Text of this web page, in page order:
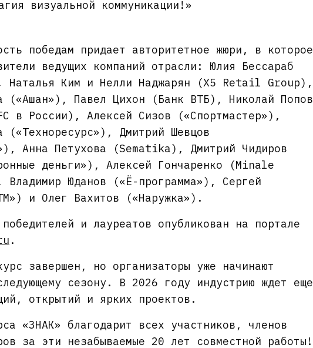
визуальной коммуникации!»
победам придает авторитетное жюри, в которое
ведущих компаний отрасли: Юлия Бессараб
Наталья Ким и Нелли Наджарян (Х5 Retail Group),
(«Ашан»), Павел Цихон (Банк ВТБ), Николай Попов
в России), Алексей Сизов («Спортмастер»),
(«Техноресурс»), Дмитрий Шевцов
Анна Петухова (Sematika), Дмитрий Чидиров
деньги»), Алексей Гончаренко (Minale
Юданов («Ё-программа»), Сергей
и Олег Вахитов («Наружка»).
и лауреатов опубликован на портале
.
завершен, но организаторы уже начинают
сезону. В 2026 году индустрию ждет еще
открытий и ярких проектов.
«ЗНАК» благодарит всех участников, членов
за эти незабываемые 20 лет совместной работы!